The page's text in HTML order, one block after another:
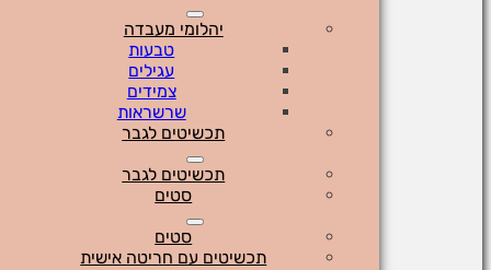
יהלומי מעבדה
טבעות
עגילים
צמידים
שרשראות
תכשיטים לגבר
תכשיטים לגבר
סטים
סטים
תכשיטים עם חריטה אישית